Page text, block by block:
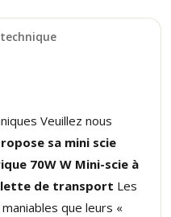
Veuillez nous
sa mini scie
70W W Mini-scie à
de transport Les
que leurs «